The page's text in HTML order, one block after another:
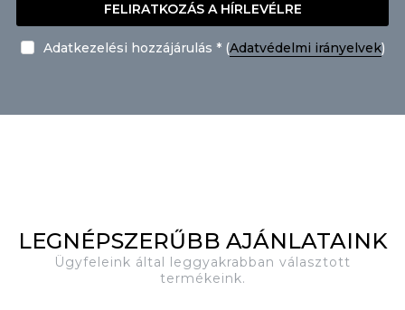
FELIRATKOZÁS A HÍRLEVÉLRE
Adatkezelési hozzájárulás * (Adatvédelmi irányelvek)
LEGNÉPSZERŰBB AJÁNLATAINK
Ügyfeleink által leggyakrabban választott
termékeink.